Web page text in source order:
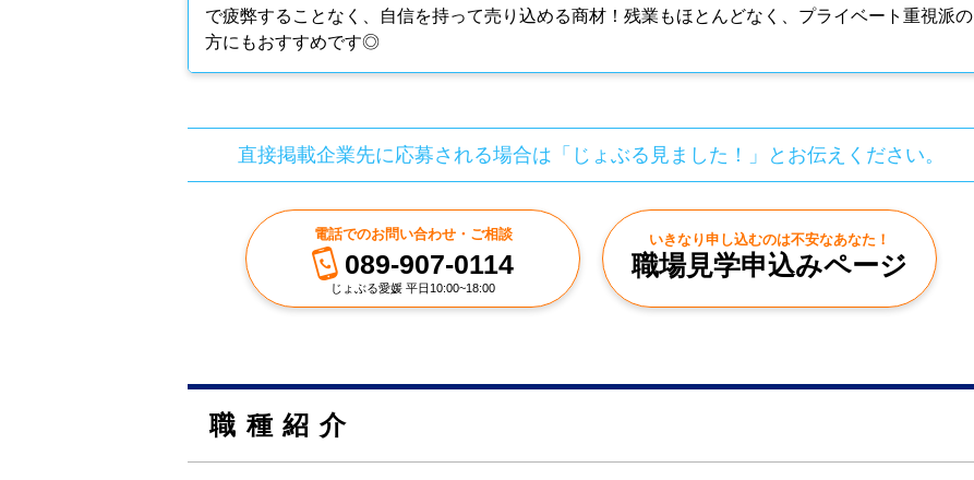
で疲弊することなく、自信を持って売り込める商材！残業もほとんどなく、プライベート重視派の
方にもおすすめです◎
直接掲載企業先に応募される場合は「じょぶる見ました！」とお伝えください。
電話でのお問い合わせ・ご相談
089-907-0114
じょぶる愛媛 平日10:00~18:00
いきなり申し込むのは不安なあなた！
職場見学申込みページ
職種紹介